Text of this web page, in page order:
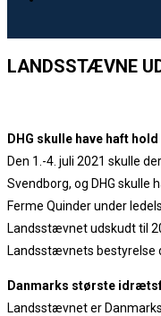
LANDSSTÆVNE
DHG skulle have haft
Den 1.-4. juli 2021 skulle
Svendborg, og DHG
Ferme Quinder under
Landsstævnet udskudt til
Landsstævnets bestyrelse
Danmarks største
Landsstævnet er